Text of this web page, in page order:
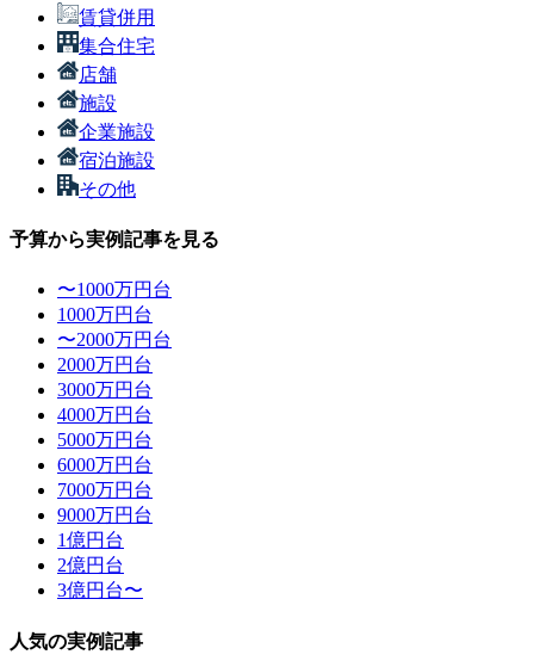
賃貸併用
集合住宅
店舗
施設
企業施設
宿泊施設
その他
予算から実例記事を見る
〜1000万円台
1000万円台
〜2000万円台
2000万円台
3000万円台
4000万円台
5000万円台
6000万円台
7000万円台
9000万円台
1億円台
2億円台
3億円台〜
人気の実例記事